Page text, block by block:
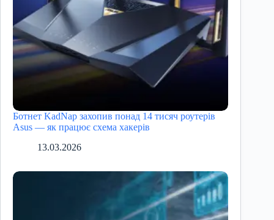
Ботнет KadNap захопив понад 14 тисяч роутерів
Asus — як працює схема хакерів
13.03.2026